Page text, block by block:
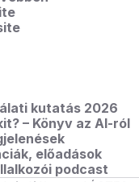
kutatás 2026
– Könyv az AI-ról
előadások
podcast